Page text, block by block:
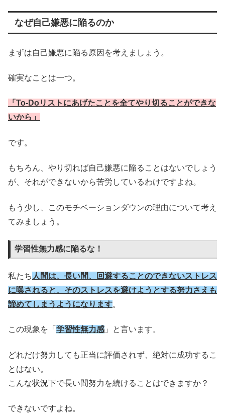
なぜ自己嫌悪に陥るのか
まずは自己嫌悪に陥る原因を考えましょう。
確実なことは一つ。
「To-Doリストにあげたことを全てやり切ることができな
いから」
です。
もちろん、やり切れば自己嫌悪に陥ることはないでしょう
が、それができないから苦労しているわけですよね。
もう少し、このモチベーションダウンの理由について考え
てみましょう。
学習性無力感に陥るな！
私たち 人間は、長い間、回避することのできないストレス
に曝されると、そのストレスを避けようとする努力さえも
諦めてしまうようになります。
この現象を「 学習性無力感 」と言います。
どれだけ努力しても正当に評価されず、絶対に成功するこ
とはない。
こんな状況下で長い間努力を続けることはできますか？
できないですよね。